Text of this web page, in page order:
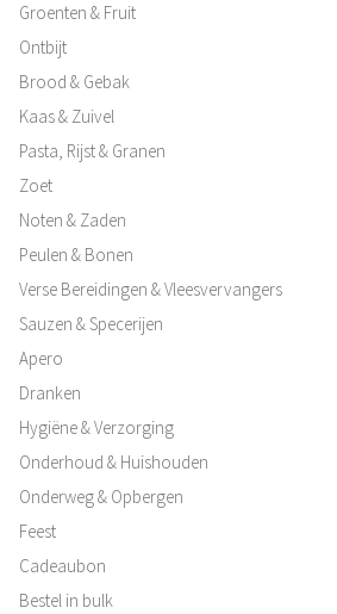
Groenten & Fruit
Ontbijt
Brood & Gebak
Kaas & Zuivel
Pasta, Rijst & Granen
Zoet
Noten & Zaden
Peulen & Bonen
Verse Bereidingen & Vleesvervangers
Sauzen & Specerijen
Apero
Dranken
Hygiëne & Verzorging
Onderhoud & Huishouden
Onderweg & Opbergen
Feest
Cadeaubon
Bestel in bulk